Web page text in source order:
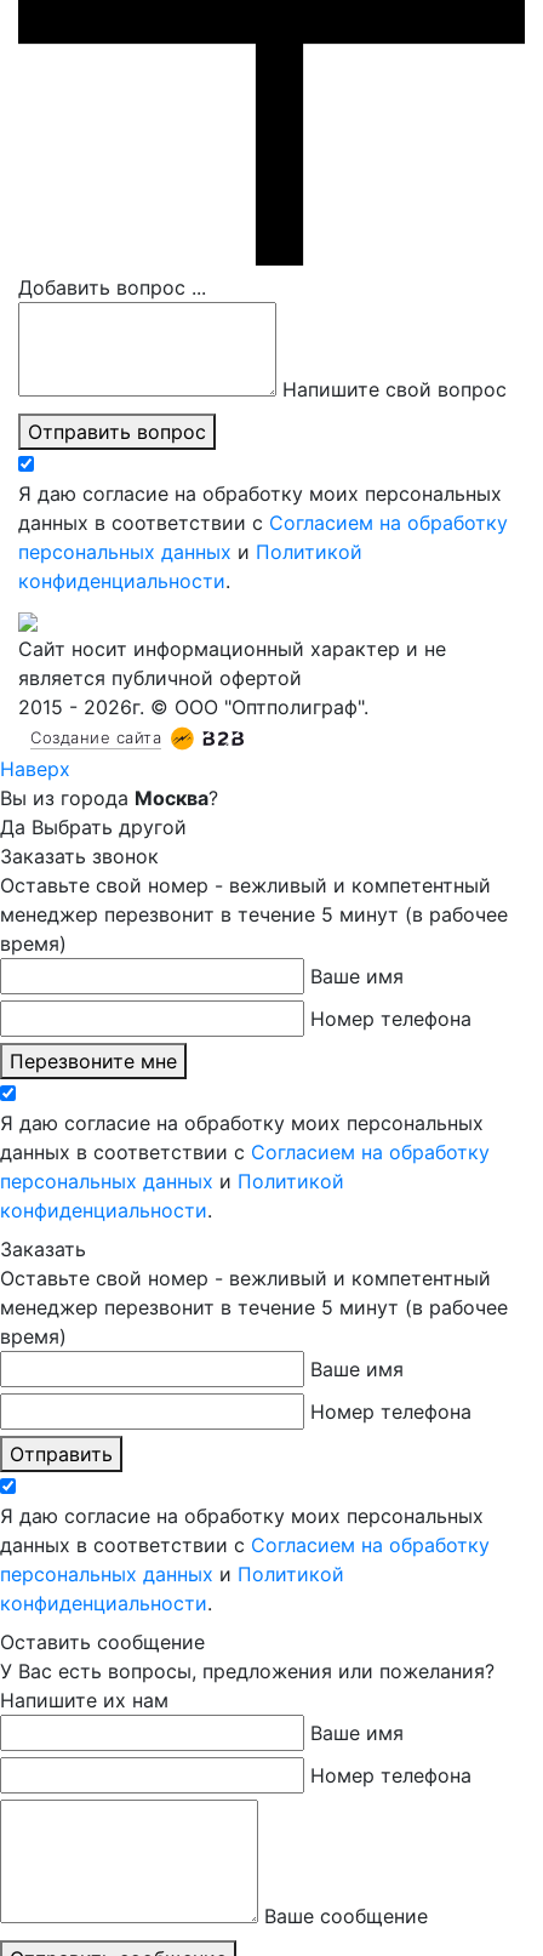
Добавить вопрос ...
Напишите свой вопрос
Отправить вопрос
Я даю согласие на обработку моих персональных
данных в соответствии с Согласием на обработку
персональных данных и Политикой
конфиденциальности.
Сайт носит информационный характер и не
является публичной офертой
2015 - 2026г. © ООО "Оптполиграф".
Создание сайта
Наверх
Вы из города Москва?
Да Выбрать другой
Заказать звонок
Оставьте свой номер - вежливый и компетентный
менеджер перезвонит в течение 5 минут (в рабочее
время)
Ваше имя
Номер телефона
Перезвоните мне
Я даю согласие на обработку моих персональных
данных в соответствии с Согласием на обработку
персональных данных и Политикой
конфиденциальности.
Заказать
Оставьте свой номер - вежливый и компетентный
менеджер перезвонит в течение 5 минут (в рабочее
время)
Ваше имя
Номер телефона
Отправить
Я даю согласие на обработку моих персональных
данных в соответствии с Согласием на обработку
персональных данных и Политикой
конфиденциальности.
Оставить сообщение
У Вас есть вопросы, предложения или пожелания?
Напишите их нам
Ваше имя
Номер телефона
Ваше сообщение